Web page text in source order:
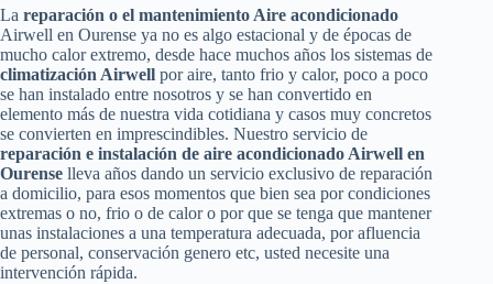
La reparación o el mantenimiento Aire acondicionado
Airwell en Ourense ya no es algo estacional y de épocas de
mucho calor extremo, desde hace muchos años los sistemas de
climatización Airwell por aire, tanto frio y calor, poco a poco
se han instalado entre nosotros y se han convertido en
elemento más de nuestra vida cotidiana y casos muy concretos
se convierten en imprescindibles. Nuestro servicio de
reparación e instalación de aire acondicionado Airwell en
Ourense lleva años dando un servicio exclusivo de reparación
a domicilio, para esos momentos que bien sea por condiciones
extremas o no, frio o de calor o por que se tenga que mantener
unas instalaciones a una temperatura adecuada, por afluencia
de personal, conservación genero etc, usted necesite una
intervención rápida.